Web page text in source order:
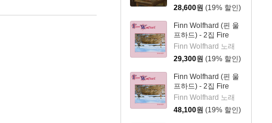
28,600원 (19% 할인)
Finn Wolfhard (핀 울
프하드) - 2집 Fire
From The Hip
Finn Wolfhard 노래
29,300원 (19% 할인)
Finn Wolfhard (핀 울
프하드) - 2집 Fire
From The Hip [LP]
Finn Wolfhard 노래
48,100원 (19% 할인)